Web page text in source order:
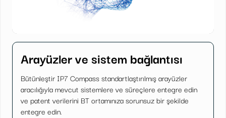
Arayüzler ve sistem bağlantısı
Bütünleştir IP7 Compass standartlaştırılmış arayüzler
aracılığıyla mevcut sistemlere ve süreçlere entegre edin
ve patent verilerini BT ortamınıza sorunsuz bir şekilde
entegre edin.